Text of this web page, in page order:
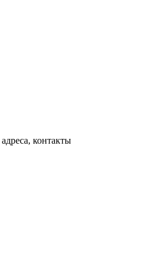
контакты